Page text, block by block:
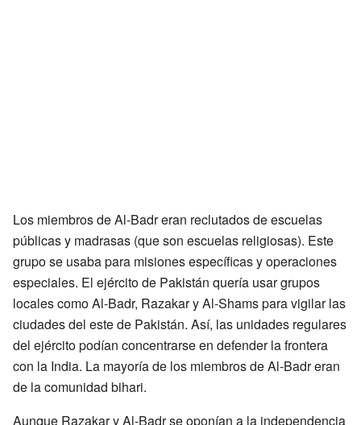
Los miembros de Al-Badr eran reclutados de escuelas
públicas y madrasas (que son escuelas religiosas). Este
grupo se usaba para misiones específicas y operaciones
especiales. El ejército de Pakistán quería usar grupos
locales como Al-Badr, Razakar y Al-Shams para vigilar las
ciudades del este de Pakistán. Así, las unidades regulares
del ejército podían concentrarse en defender la frontera
con la India. La mayoría de los miembros de Al-Badr eran
de la comunidad bihari.
Aunque Razakar y Al-Badr se oponían a la independencia